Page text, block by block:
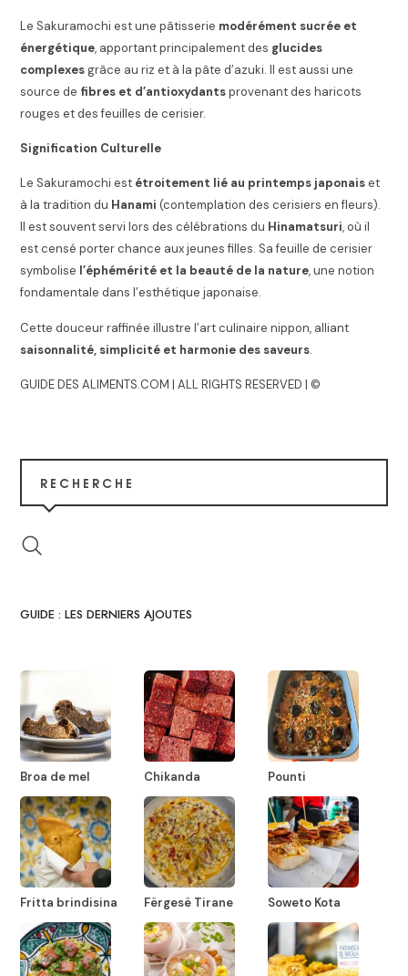
Le Sakuramochi est une pâtisserie modérément sucrée et
énergétique, apportant principalement des glucides
complexesgrâce au riz et à la pâte d’azuki. Il est aussi une
source de fibres et d’antioxydantsprovenant des haricots
rouges et des feuilles de cerisier.
Signification Culturelle
Le Sakuramochi est étroitement lié au printemps japonaiset
à la tradition du Hanami (contemplation des cerisiers en fleurs).
Il est souvent servi lors des célébrations du Hinamatsuri, où il
est censé porter chance aux jeunes filles. Sa feuille de cerisier
symbolise l’éphémérité et la beauté de la nature, une notion
fondamentale dans l’esthétique japonaise.
Cette douceur raffinée illustre l’art culinaire nippon, alliant
saisonnalité, simplicité et harmonie des saveurs.
GUIDE DES ALIMENTS.COM | ALL RIGHTS RESERVED | ©
RECHERCHE
GUIDE : LES DERNIERS AJOUTES
Broa de mel Chikanda Pounti
Fritta brindisina Fërgesë Tirane Soweto Kota